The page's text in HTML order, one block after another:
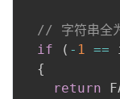
// 字符串全
if
( - 1 ==
{
return